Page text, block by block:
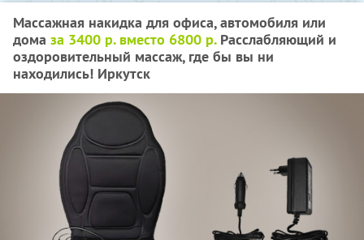
Массажная накидка для офиса, автомобиля или
дома за 3400 р. вместо 6800 р.Расслабляющий и
оздоровительный массаж, где бы вы ни
находились! Иркутск